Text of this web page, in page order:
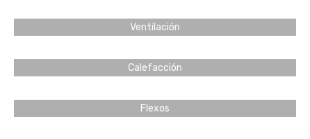
Ventilación
Calefacción
Flexos